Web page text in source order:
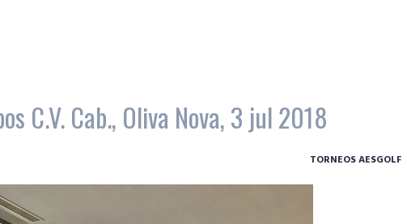
C.V. Cab., Oliva Nova, 3 jul 2018
TORNEOS AESGOLF